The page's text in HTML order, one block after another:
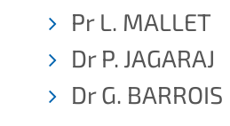
Pr L. MALLET
Dr P. JAGARAJ
Dr G. BARROIS